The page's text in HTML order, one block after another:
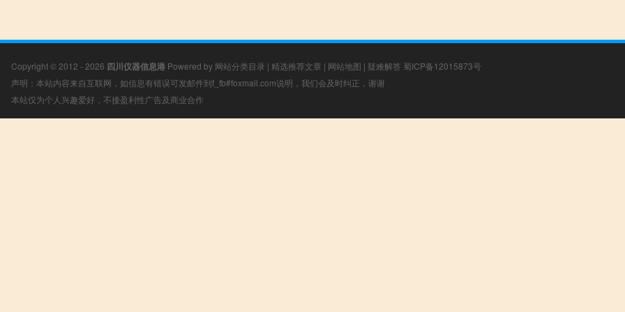
Copyright © 2012 - 2026 四川仪器信息港 Powered by 网站分类目录 | 精选推荐文章 | 网站地图 | 疑难解答 蜀ICP备12015873号
声明：本站内容来自互联网，如信息有错误可发邮件到f_fb#foxmail.com说明，我们会及时纠正，谢谢
本站仅为个人兴趣爱好，不接盈利性广告及商业合作